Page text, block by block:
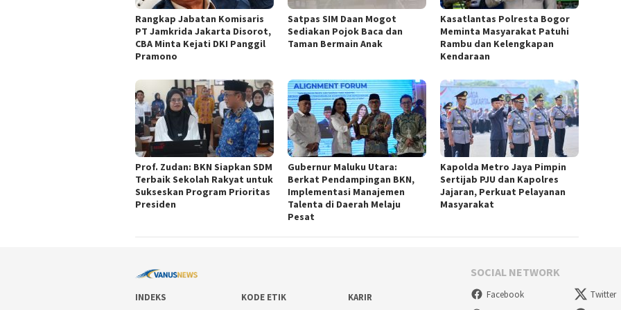
Rangkap Jabatan Komisaris
PT Jamkrida Jakarta Disorot,
CBA Minta Kejati DKI Panggil
Pramono
Satpas SIM Daan Mogot
Sediakan Pojok Baca dan
Taman Bermain Anak
Kasatlantas Polresta Bogor
Meminta Masyarakat Patuhi
Rambu dan Kelengkapan
Kendaraan
Prof. Zudan: BKN Siapkan SDM
Terbaik Sekolah Rakyat untuk
Sukseskan Program Prioritas
Presiden
Gubernur Maluku Utara:
Berkat Pendampingan BKN,
Implementasi Manajemen
Talenta di Daerah Melaju
Pesat
Kapolda Metro Jaya Pimpin
Sertijab PJU dan Kapolres
Jajaran, Perkuat Pelayanan
Masyarakat
INDEKS KODE ETIK KARIR
SOCIAL NETWORK
Facebook Twitter